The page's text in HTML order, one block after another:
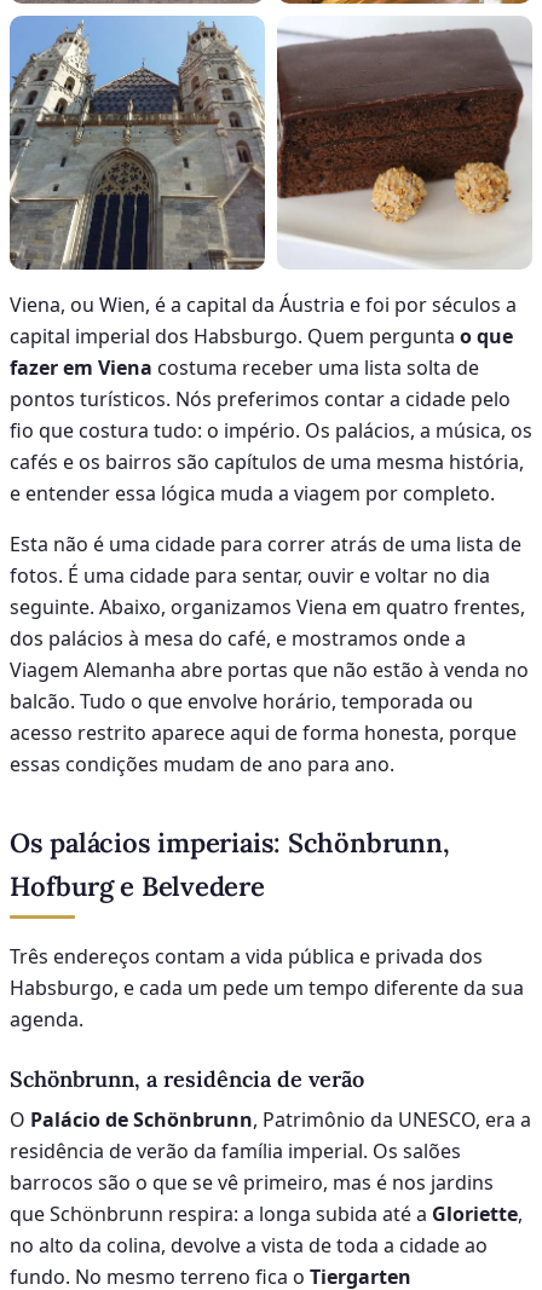
Viena, ou Wien, é a capital da Áustria e foi por séculos a
capital imperial dos Habsburgo. Quem pergunta o que
fazer em Viena costuma receber uma lista solta de
pontos turísticos. Nós preferimos contar a cidade pelo
fio que costura tudo: o império. Os palácios, a música, os
cafés e os bairros são capítulos de uma mesma história,
e entender essa lógica muda a viagem por completo.
Esta não é uma cidade para correr atrás de uma lista de
fotos. É uma cidade para sentar, ouvir e voltar no dia
seguinte. Abaixo, organizamos Viena em quatro frentes,
dos palácios à mesa do café, e mostramos onde a
Viagem Alemanha abre portas que não estão à venda no
balcão. Tudo o que envolve horário, temporada ou
acesso restrito aparece aqui de forma honesta, porque
essas condições mudam de ano para ano.
Os palácios imperiais: Schönbrunn,
Hofburg e Belvedere
Três endereços contam a vida pública e privada dos
Habsburgo, e cada um pede um tempo diferente da sua
agenda.
Schönbrunn, a residência de verão
O Palácio de Schönbrunn, Patrimônio da UNESCO, era a
residência de verão da família imperial. Os salões
barrocos são o que se vê primeiro, mas é nos jardins
que Schönbrunn respira: a longa subida até a Gloriette,
no alto da colina, devolve a vista de toda a cidade ao
fundo. No mesmo terreno fica o Tiergarten